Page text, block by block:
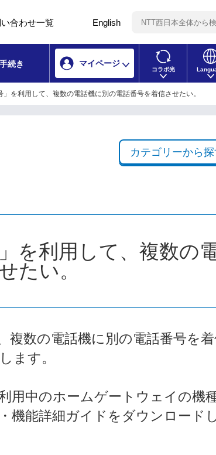
ンへ移動
合わせ一覧 English
続き マイページ
コラボ光
」を利用して、複数の電話機に別の電話番号を着信させたい。
カテゴリーから探
を利用して、複数の
たい。
複数の電話機に別の電話番号を着
ます。
用中のホームゲートウェイの機
機能詳細ガイドをダウンロード